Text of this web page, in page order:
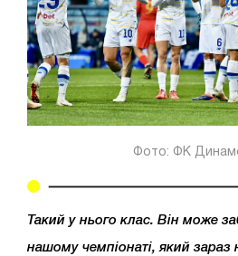
Фото: ФК
Такий у нього клас. Він може
нашому чемпіонаті, який зараз